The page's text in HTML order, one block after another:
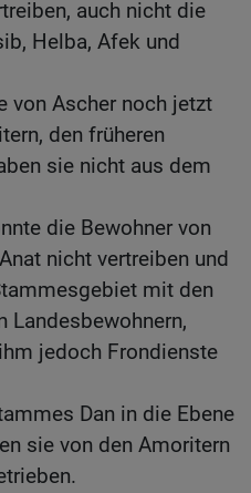
auch nicht die
Helba, Afek und
von Ascher noch jetzt
den früheren
sie nicht aus dem
die Bewohner von
nicht vertreiben und
mit den
Landesbewohnern,
jedoch Frondienste
Dan in die Ebene
sie von den Amoritern